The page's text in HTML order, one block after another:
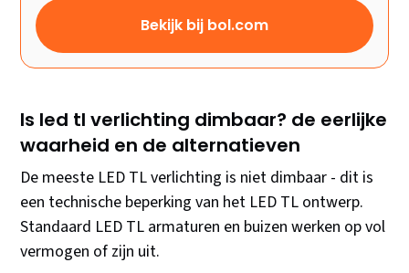
Bekijk bij bol.com
Is led tl verlichting dimbaar? de eerlijke
waarheid en de alternatieven
De meeste LED TL verlichting is niet dimbaar - dit is
een technische beperking van het LED TL ontwerp.
Standaard LED TL armaturen en buizen werken op vol
vermogen of zijn uit.